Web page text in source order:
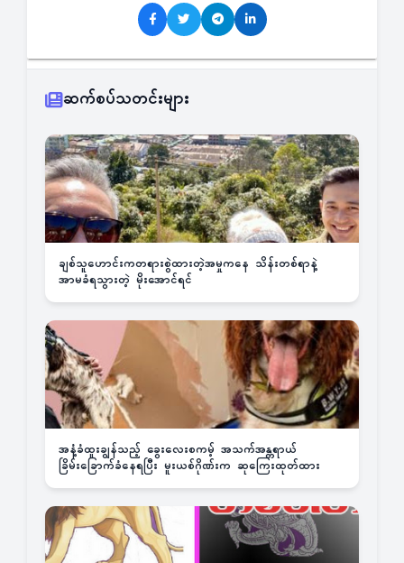
ဆက်စပ်သတင်းများ
ချစ်သူဟောင်းကတရားစွဲထားတဲ့အမှုကနေ သိန်းတစ်ရာနဲ့
အာမခံရသွားတဲ့ မိုးအောင်ရင်
အနံ့ခံထူးချွန်သည့် ခွေးလေးစကမ့် အသက်အန္တရာယ်
ခြိမ်းခြောက်ခံနေရပြီး မူးယစ်ဂိုဏ်းက ဆုကြေးထုတ်ထား